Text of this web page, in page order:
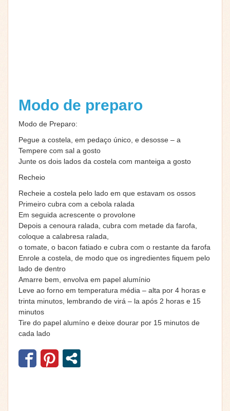
Modo de preparo
Modo de Preparo:
Pegue a costela, em pedaço único, e desosse – a
Tempere com sal a gosto
Junte os dois lados da costela com manteiga a gosto
Recheio
Recheie a costela pelo lado em que estavam os ossos
Primeiro cubra com a cebola ralada
Em seguida acrescente o provolone
Depois a cenoura ralada, cubra com metade da farofa,
coloque a calabresa ralada,
o tomate, o bacon fatiado e cubra com o restante da farofa
Enrole a costela, de modo que os ingredientes fiquem pelo
lado de dentro
Amarre bem, envolva em papel alumínio
Leve ao forno em temperatura média – alta por 4 horas e
trinta minutos, lembrando de virá – la após 2 horas e 15
minutos
Tire do papel alumíno e deixe dourar por 15 minutos de
cada lado